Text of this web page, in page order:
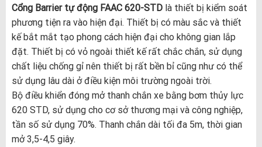
Cổng Barrier tự động FAAC 620-STDlà thiết bị kiểm soát
phương tiện ra vào hiện đại. Thiết bị có màu sắc và thiết
kế bắt mắt tạo phong cách hiện đại cho không gian lắp
đặt. Thiết bị có vỏ ngoài thiết kế rất chắc chắn, sử dụng
chất liệu chống gỉ nên thiết bị rất bền bỉ cũng như có thể
sử dụng lâu dài ở điều kiện môi trường ngoài trời.
Bộ điều khiển đóng mở thanh chắn xe bằng bơm thủy lực
620 STD, sử dụng cho cơ sở thương mại và công nghiệp,
tần số sử dụng 70%. Thanh chắn dài tối đa 5m, thời gian
mở 3,5-4,5 giây.